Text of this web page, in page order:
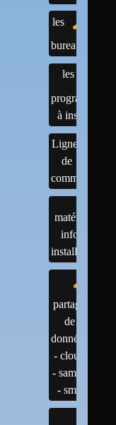
les
bureaux
les
programmes
à installer
Lignes
de
commandes
matériels :
infos et
installations
partage
de
données
- cloud
- samba
- smb